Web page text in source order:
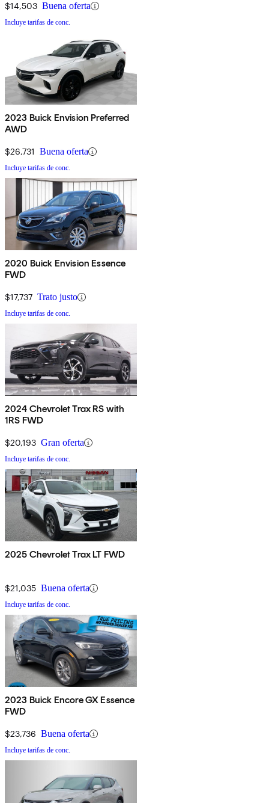
$14,503 Buena oferta
Incluye tarifas de conc.
2023 Buick Envision Preferred
AWD
$26,731 Buena oferta
Incluye tarifas de conc.
2020 Buick Envision Essence
FWD
$17,737 Trato justo
Incluye tarifas de conc.
2024 Chevrolet Trax RS with
1RS FWD
$20,193 Gran oferta
Incluye tarifas de conc.
2025 Chevrolet Trax LT FWD
$21,035 Buena oferta
Incluye tarifas de conc.
2023 Buick Encore GX Essence
FWD
$23,736 Buena oferta
Incluye tarifas de conc.